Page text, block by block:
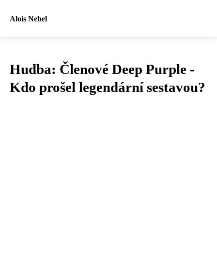
Alois Nebel
Hudba: Členové Deep Purple -
Kdo prošel legendární sestavou?